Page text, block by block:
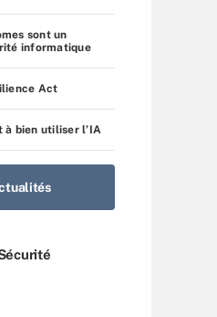
sont un
informatique
Act
à bien utiliser l’IA